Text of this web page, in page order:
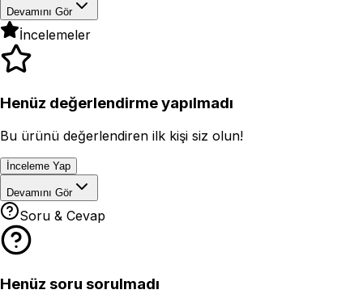
Devamını Gör
İncelemeler
Henüz değerlendirme yapılmadı
Bu ürünü değerlendiren ilk kişi siz olun!
İnceleme Yap
Devamını Gör
Soru & Cevap
Henüz soru sorulmadı